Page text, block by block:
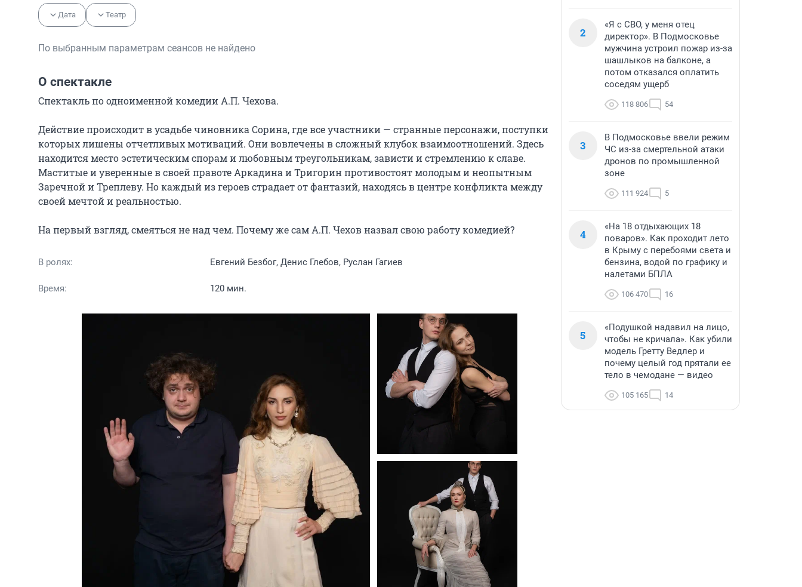
Дата Театр
По выбранным параметрам сеансов не найдено
О спектакле
Спектакль по одноименной комедии А.П. Чехова.
Действие происходит в усадьбе чиновника Сорина, где все участники — странные персонажи, поступки
которых лишены отчетливых мотиваций. Они вовлечены в сложный клубок взаимоотношений. Здесь
находится место эстетическим спорам и любовным треугольникам, зависти и стремлению к славе.
Маститые и уверенные в своей правоте Аркадина и Тригорин противостоят молодым и неопытным
Заречной и Треплеву. Но каждый из героев страдает от фантазий, находясь в центре конфликта между
своей мечтой и реальностью.
На первый взгляд, смеяться не над чем. Почему же сам А.П. Чехов назвал свою работу комедией?
В ролях: Евгений Безбог, Денис Глебов, Руслан Гагиев
Время: 120 мин.
2
«Я с СВО, у меня отец
директор». В Подмосковье
мужчина устроил пожар из-за
шашлыков на балконе, а
потом отказался оплатить
соседям ущерб
118 806 54
3
В Подмосковье ввели режим
ЧС из-за смертельной атаки
дронов по промышленной
зоне
111 924 5
4
«На 18 отдыхающих 18
поваров». Как проходит лето
в Крыму с перебоями света и
бензина, водой по графику и
налетами БПЛА
106 470 16
5
«Подушкой надавил на лицо,
чтобы не кричала». Как убили
модель Гретту Ведлер и
почему целый год прятали ее
тело в чемодане — видео
105 165 14